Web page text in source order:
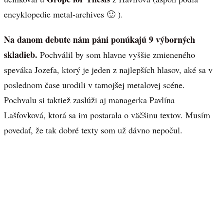
encyklopedie metal-archives 🙂 ).
Na danom debute nám páni ponúkajú 9 výborných
skladieb. Pochválil by som hlavne vyššie zmieneného
speváka Jozefa, ktorý je jeden z najlepších hlasov, aké sa v
poslednom čase urodili v tamojšej metalovej scéne.
Pochvalu si taktiež zaslúži aj managerka Pavlína
Lašťovková, ktorá sa im postarala o väčšinu textov. Musím
povedať, že tak dobré texty som už dávno nepočul.